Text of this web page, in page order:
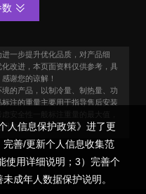
一步提升优化品质，对产品细
改进，本页面资料仅供参考，具
谢您的谅解！
的产品，以制冷量、制热量、功
注的重量主要用于指导售后安装
用效果。
人信息保护政策》进了更
善/更新个人信息收集范
使用详细说明；3）完善个
成年人数据保护说明。